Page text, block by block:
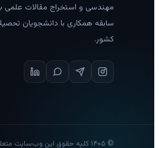
سابقه همکاری با دانشجویان
کشور.
© ۱۴۰۵ کلیه حقوق این وب‌سایت